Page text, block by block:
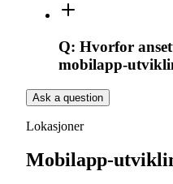
Q: Hvorfor
mobilapp-
Ask a question
Lokasjoner
Mobilapp-